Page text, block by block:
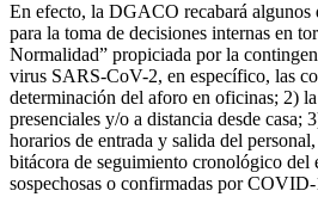
En efecto, la DGACO recabará algunos
para la toma de decisiones internas en
Normalidad” propiciada por la
virus SARS-CoV-2, en específico, las
determinación del aforo en oficinas; 2)
presenciales y/o a distancia desde casa;
horarios de entrada y salida del
bitácora de seguimiento cronológico del
sospechosas o confirmadas por